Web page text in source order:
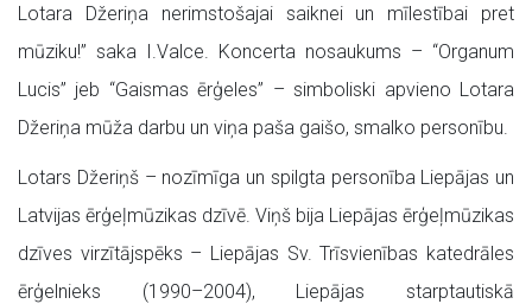
Lotara Džeriņa nerimstošajai saiknei un mīlestībai pret
mūziku!” saka I.Valce. Koncerta nosaukums – “Organum
Lucis” jeb “Gaismas ērģeles” – simboliski apvieno Lotara
Džeriņa mūža darbu un viņa paša gaišo, smalko personību.
Lotars Džeriņš – nozīmīga un spilgta personība Liepājas un
Latvijas ērģeļmūzikas dzīvē. Viņš bija Liepājas ērģeļmūzikas
dzīves virzītājspēks – Liepājas Sv. Trīsvienības katedrāles
ērģelnieks (1990–2004), Liepājas starptautiskā